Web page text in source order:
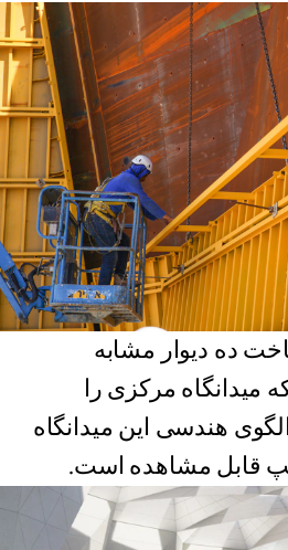
ده دیوار مشابه
میدانگاه مرکزی را
هندسی این میدانگاه
قابل مشاهده است.